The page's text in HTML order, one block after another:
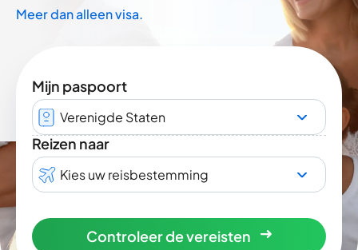
Meer dan alleen visa.
Mijn paspoort
Verenigde Staten
Reizen naar
Kies uw reisbestemming
Controleer de vereisten